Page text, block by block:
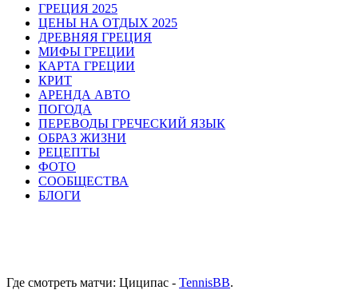
ГРЕЦИЯ 2025
ЦЕНЫ НА ОТДЫХ 2025
ДРЕВНЯЯ ГРЕЦИЯ
МИФЫ ГРЕЦИИ
КАРТА ГРЕЦИИ
КРИТ
АРЕНДА АВТО
ПОГОДА
ПЕРЕВОДЫ ГРЕЧЕСКИЙ ЯЗЫК
ОБРАЗ ЖИЗНИ
РЕЦЕПТЫ
ФОТО
СООБЩЕСТВА
БЛОГИ
Где смотреть матчи: Циципас - TennisBB.